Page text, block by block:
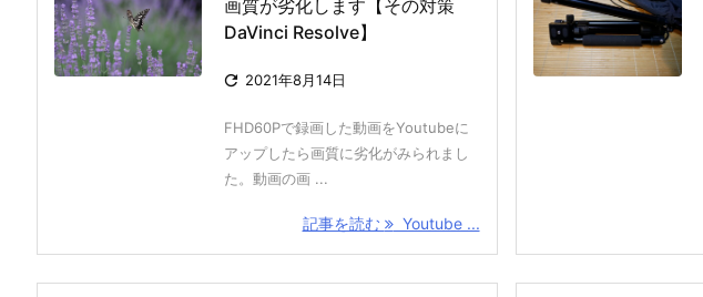
画質が劣化します【その対策
DaVinci Resolve】
 2021年8月14日
FHD60Pで録画した動画をYoutubeに
アップしたら画質に劣化がみられまし
た。動画の画 ...
記事を読む Youtube ...